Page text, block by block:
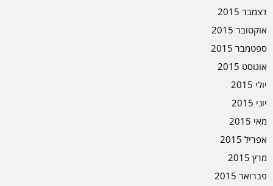
דצמבר 2015
אוקטובר 2015
ספטמבר 2015
אוגוסט 2015
יולי 2015
יוני 2015
מאי 2015
אפריל 2015
מרץ 2015
פברואר 2015